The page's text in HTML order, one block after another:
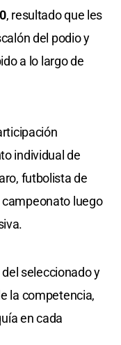
, resultado que les
del podio y
a lo largo de
individual de
futbolista de
luego
seleccionado y
la competencia,
en cada